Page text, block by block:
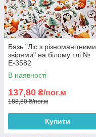
Бязь "Ліс з різноманітними
звірями" на білому тлі №
Е-3582
В наявності
137,80 ₴/пог.м
188,80 ₴/пог.м
Купити